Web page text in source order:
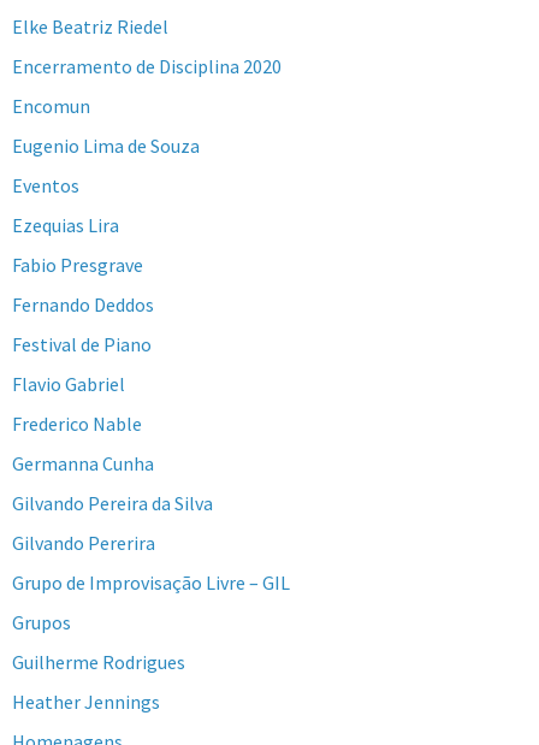
Elke Beatriz Riedel
Encerramento de Disciplina 2020
Encomun
Eugenio Lima de Souza
Eventos
Ezequias Lira
Fabio Presgrave
Fernando Deddos
Festival de Piano
Flavio Gabriel
Frederico Nable
Germanna Cunha
Gilvando Pereira da Silva
Gilvando Pererira
Grupo de Improvisação Livre – GIL
Grupos
Guilherme Rodrigues
Heather Jennings